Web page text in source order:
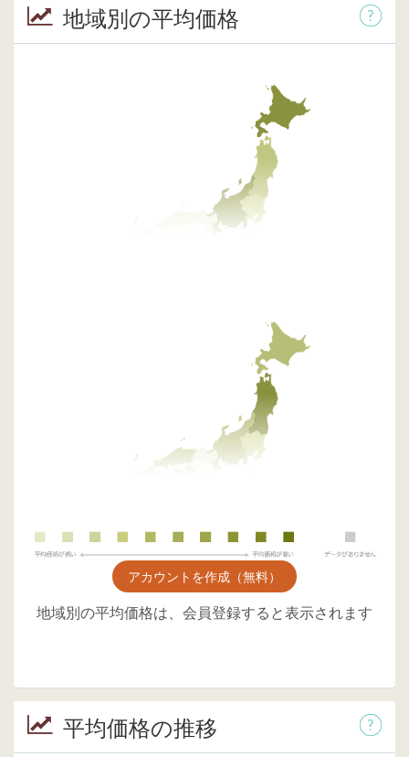
地域別の平均価格
アカウントを作成（無料）
地域別の平均価格は、会員登録すると表示されます
平均価格の推移